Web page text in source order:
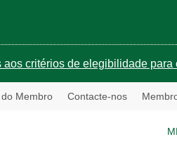
aos critérios de elegibilidade
Membro Contacte-nos